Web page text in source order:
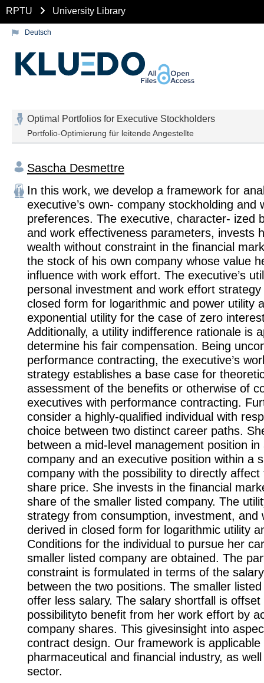
RPTU University Library
Deutsch
Optimal Portfolios for Executive Stockholders
Portfolio-Optimierung für leitende Angestellte
Sascha Desmettre
In this work, we develop a framework for
executive’s own- company stockholding and
preferences. The executive, character- ized
and work effectiveness parameters, invests
wealth without constraint in the financial
the stock of his own company whose value
influence with work effort. The executive’s
personal investment and work effort
closed form for logarithmic and power utility
exponential utility for the case of zero
Additionally, a utility indifference rationale is
determine his fair compensation. Being
performance contracting, the executive’s
strategy establishes a base case for
assessment of the benefits or otherwise of
executives with performance contracting.
consider a highly-qualified individual with
choice between two distinct career paths.
between a mid-level management position in
company and an executive position within a
company with the possibility to directly affect
share price. She invests in the financial
share of the smaller listed company. The
strategy from consumption, investment, and
derived in closed form for logarithmic utility
Conditions for the individual to pursue her
smaller listed company are obtained. The
constraint is formulated in terms of the
between the two positions. The smaller
offer less salary. The salary shortfall is offset
possibilityto benefit from her work effort by
company shares. This givesinsight into
contract design. Our framework is applicable
pharmaceutical and financial industry, as
sector.